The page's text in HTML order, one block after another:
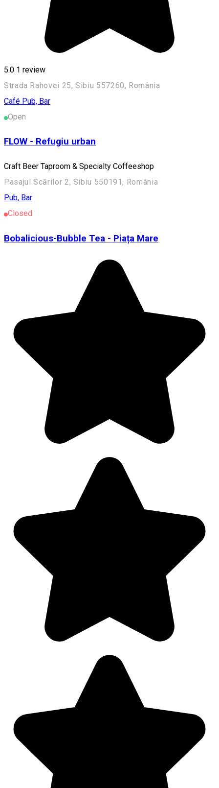
5.0 1 review
Strada Rahovei 25, Sibiu 557260, România
Café Pub, Bar
Open
FLOW - Refugiu urban
Craft Beer Taproom & Specialty Coffeeshop
Pasajul Scărilor 2, Sibiu 550191, România
Pub, Bar
Closed
Bobalicious-Bubble Tea - Piața Mare